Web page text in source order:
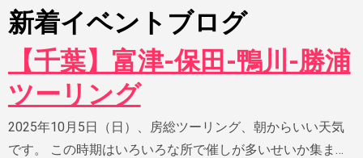
新着イベントブログ
【千葉】富津-保田-鴨川-勝浦
ツーリング
2025年10月5日（日）、房総ツーリング、朝からいい天気
です。 この時期はいろいろな所で催しが多いせいか集ま…